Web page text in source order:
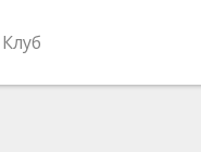
Клуб